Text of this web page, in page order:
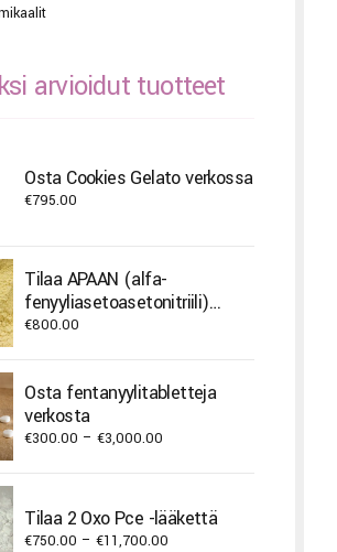
arvioidut tuotteet
Osta Cookies Gelato verkossa
€795.00
Tilaa APAAN (alfa-
fenyyliasetoasetonitriili)
verkosta
€800.00
Osta fentanyylitabletteja
verkosta
€300.00 – €3,000.00
through
€3,000.00
Tilaa 2 Oxo Pce -lääkettä
€750.00 – €11,700.00